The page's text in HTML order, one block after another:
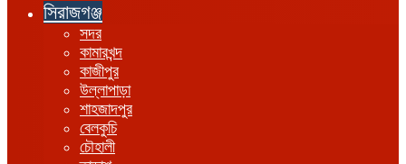
সিরাজগঞ্জ
সদর
কামারখন্দ
কাজীপুর
উল্লাপাড়া
শাহজাদপুর
বেলকুচি
চৌহালী